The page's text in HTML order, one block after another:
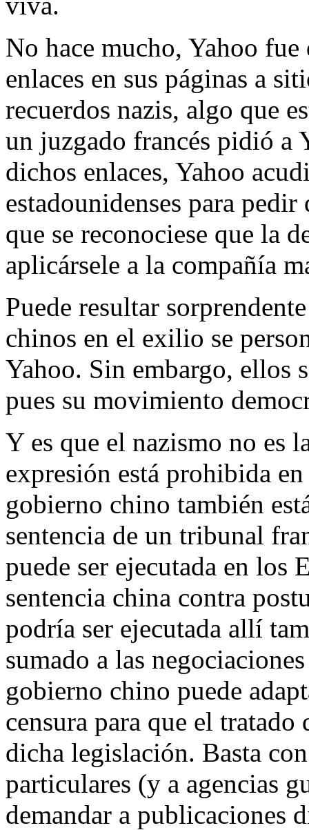
No hace mucho, Yahoo
enlaces en sus páginas a
recuerdos nazis, algo que
un juzgado francés pidió a
dichos enlaces, Yahoo
estadounidenses para
que se reconociese que la
aplicársele a la compañía
Puede resultar
chinos en el exilio se
Yahoo. Sin embargo, ellos
pues su movimiento
Y es que el nazismo no es
expresión está prohibida
gobierno chino también
sentencia de un tribunal
puede ser ejecutada en los
sentencia china contra
podría ser ejecutada allí
sumado a las
gobierno chino puede
censura para que el
dicha legislación. Basta
particulares (y a agencias
demandar a publicaciones